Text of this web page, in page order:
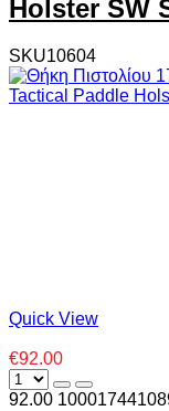
Holster SW
SKU10604
Quick View
€92.00
92.00 1000